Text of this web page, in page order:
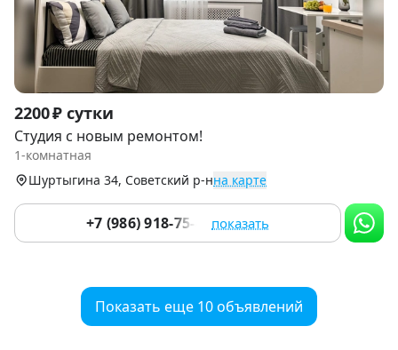
Item
1
of
2200 ₽ сутки
Студия с новым ремонтом!
1-комнатная
Шуртыгина 34, Советский р-нна карте
+7 (986) 918-75-46 показать
Показать еще 10 объявлений